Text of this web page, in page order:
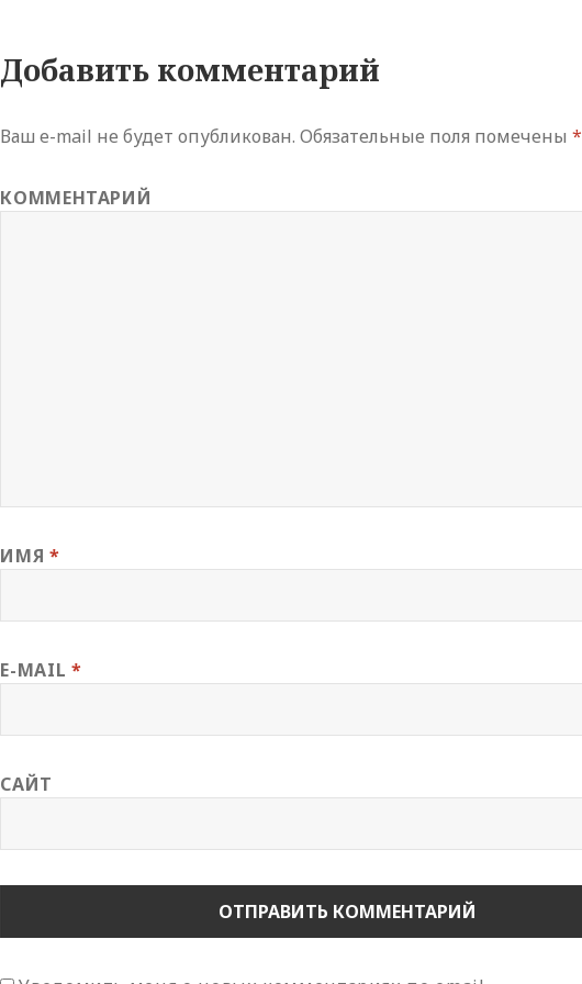
н
е
Добавить комментарий
Ваш e-mail не будет опубликован. Обязательные поля помечены*
КОММЕНТАРИЙ
ИМЯ *
E-MAIL *
САЙТ